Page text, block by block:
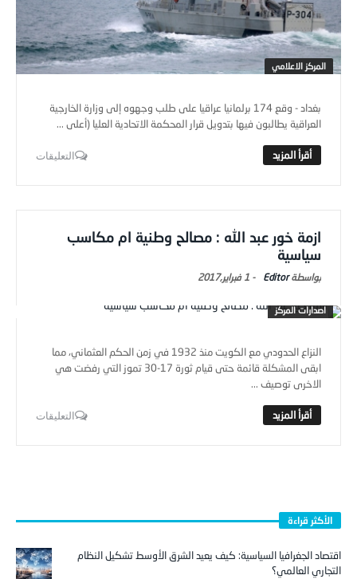
المركز الاعلامي
بغداد - وقع 174 برلمانيا عراقيا على طلب وجهوه إلى وزارة الخارجية
العراقية يطالبون فيها بتدويل قرار المحكمة الاتحادية العليا (أعلى ...
التعليقات
ازمة خور عبد الله : مصالح وطنية ام مكاسب
سياسية
Editor
- 1 فبراير,2017
اصدارات المركز
النزاع الحدودي مع الكويت منذ 1932 في زمن الحكم العثماني، مما
ابقى المشكلة قائمة حتى قيام ثورة 17-30 تموز التي رفضت هي
الاخرى توصيف ...
التعليقات
الأكثر قراءة
اقتصاد الجغرافيا السياسية: كيف يعيد الشرق الأوسط تشكيل النظام
التجاري العالمي؟